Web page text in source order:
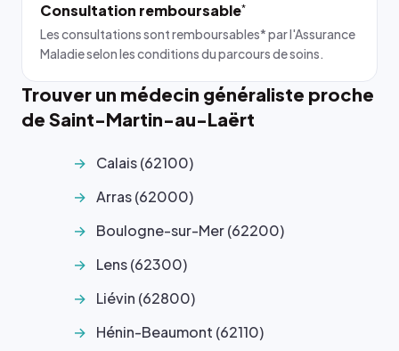
Consultation remboursable*
Les consultations sont remboursables* par l'Assurance
Maladie selon les conditions du parcours de soins.
Trouver un médecin généraliste proche
de Saint-Martin-au-Laërt
Calais (62100)
Arras (62000)
Boulogne-sur-Mer (62200)
Lens (62300)
Liévin (62800)
Hénin-Beaumont (62110)